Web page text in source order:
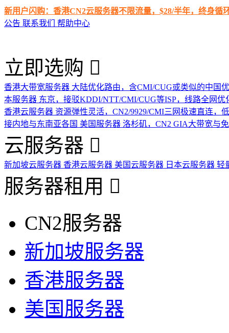
新用户闪购：香港CN2云服务器不限流量，$28/半年，终身循
公告 联系我们 帮助中心
立即选购
香港大带宽服务器 大陆优化路由，含CMI/CUG或类似的中国
本服务器 东京，接驳KDDI/NTT/CMI/CUG等ISP，线路全网优
香港云服务器 资源弹性灵活，CN2/9929/CMI三网极速直连，
接内地与东南亚各国 美国服务器 洛杉矶，CN2 GIA大带宽与
云服务器
新加坡云服务器 香港云服务器 美国云服务器 日本云服务器 轻
服务器租用
CN2服务器
新加坡服务器
香港服务器
美国服务器